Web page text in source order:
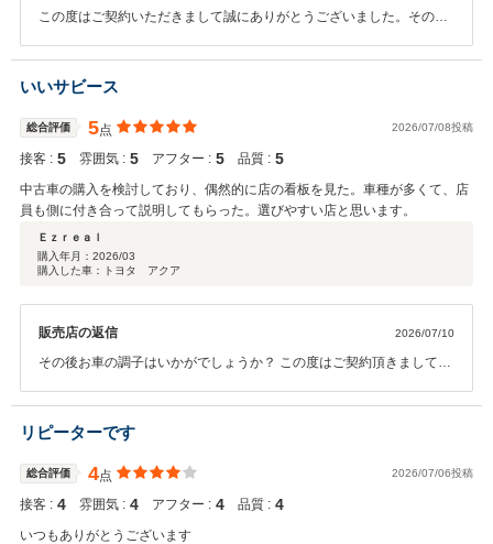
この度はご契約いただきまして誠にありがとうございました。その後
きまして、社員一同心から感謝しております。弊社ではピカピカのお
車をお客様に見て頂きたく、毎朝社員全員で洗車を行っております。
ぞ宜しくお願い致します。
いいサビース
総合評価 5点 2026/07/08投稿
接客 : 5 雰囲気 : 5 アフター : 5 品質 : 5
中古車の購入を検討しており、偶然的に店の看板を見た。車種が多くて、店
員も側に付き合って説明してもらった。選びやすい店と思います。
Ｅｚｒｅａｌ
購入年月： 2026/03
購入した車：トヨタ アクア
販売店の返信 2026/07/10
その後お車の調子はいかがでしょうか？ この度はご契約頂きまして、
頂き、大変うれしく思います。 お客様に喜んで頂けることが、何より
も私共の励みになります。車内外のクリーニングやお車の細部に渡る
ご説明も、今後より一層社員全員で徹底させたいと思っております。
またぜひお気軽にお立ち寄りください。 今後ともどうぞ宜しくお願い
致します。
リピーターです
総合評価 4点 2026/07/06投稿
接客 : 4 雰囲気 : 4 アフター : 4 品質 : 4
いつもありがとうございます